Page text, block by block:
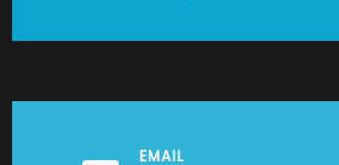
EMAIL